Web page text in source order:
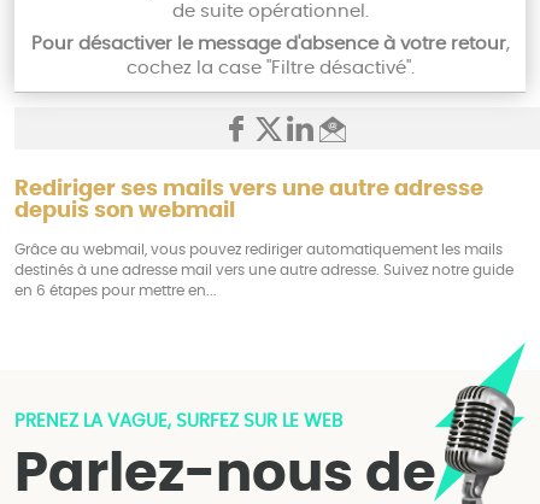
de suite opérationnel.
Pour désactiver le message d'absence à votre retour,
cochez la case "Filtre désactivé".
Rediriger ses mails vers une autre adresse
depuis son webmail
Grâce au webmail, vous pouvez rediriger automatiquement les mails
destinés à une adresse mail vers une autre adresse. Suivez notre guide
en 6 étapes pour mettre en...
PRENEZ LA VAGUE, SURFEZ SUR LE WEB
Parlez-nous de